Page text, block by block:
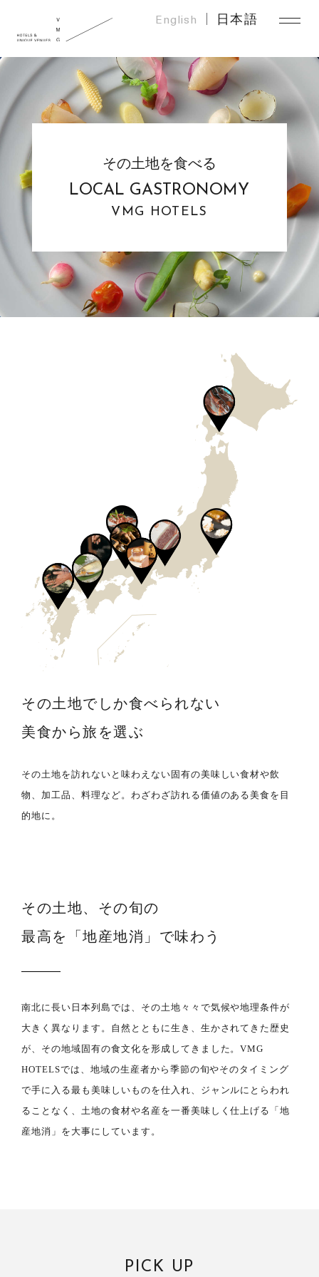
English 日本語
その土地を食べる
LOCAL GASTRONOMY
VMG HOTELS
その土地でしか食べられない
美食から旅を選ぶ
その土地を訪れないと味わえない固有の美味しい食材や飲
物、加工品、料理など。わざわざ訪れる価値のある美食を目
的地に。
その土地、その旬の
最高を「地産地消」で味わう
南北に長い日本列島では、その土地々々で気候や地理条件が
大きく異なります。自然とともに生き、生かされてきた歴史
が、その地域固有の食文化を形成してきました。VMG
HOTELSでは、地域の生産者から季節の旬やそのタイミング
で手に入る最も美味しいものを仕入れ、ジャンルにとらわれ
ることなく、土地の食材や名産を一番美味しく仕上げる「地
産地消」を大事にしています。
PICK UP